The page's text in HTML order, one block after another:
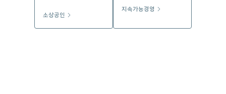
소상공인
지속가능경영